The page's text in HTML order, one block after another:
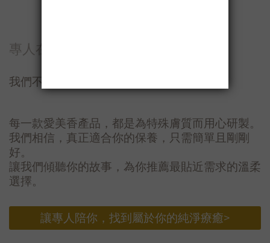
專人在線｜溫柔陪伴你的每一個提問
我們不推薦最多，只為你找到最適合
每一款愛美香產品，都是為特殊膚質而用心研製。
我們相信，真正適合你的保養，只需簡單且剛剛
好。
讓我們傾聽你的故事，為你推薦最貼近需求的溫柔
選擇。
讓專人陪你，找到屬於你的純淨療癒>